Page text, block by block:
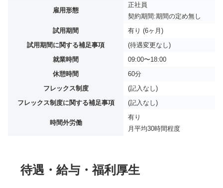
雇用形態
正社員
契約期間:期間の定め無し
試用期間
有り (6ヶ月)
試用期間に関する補足事項
(待遇変更なし)
就業時間
09:00〜18:00
休憩時間
60分
フレックス制度
(記入なし)
フレックス制度に関する補足事項
(記入なし)
時間外労働
有り
月平均30時間程度
待遇・給与・福利厚生